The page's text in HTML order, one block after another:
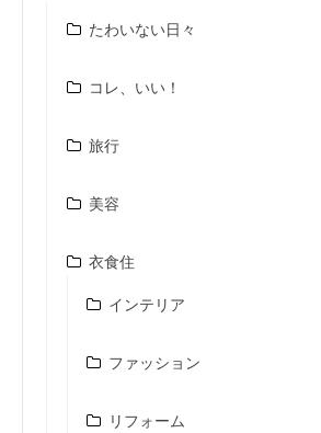
たわいない日々
コレ、いい！
旅行
美容
衣食住
インテリア
ファッション
リフォーム